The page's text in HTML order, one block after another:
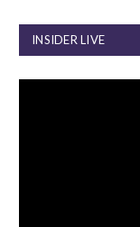
INSIDER LIVE